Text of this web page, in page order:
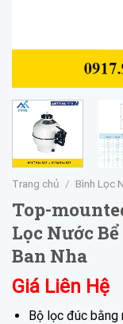
Trang chủ / Bình Lọc
Top-
Lọc Nước
Ban Nha
Giá Liên Hệ
Bộ lọc đúc bằng